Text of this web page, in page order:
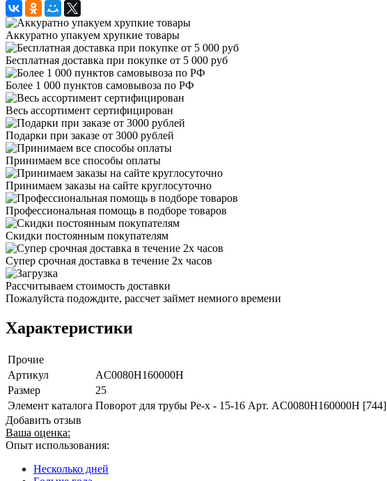
Аккуратно упакуем хрупкие товары
Бесплатная доставка при покупке от 5 000 руб
Более 1 000 пунктов самовывоза по РФ
Весь ассортимент сертифицирован
Подарки при заказе от 3000 рублей
Принимаем все способы оплаты
Принимаем заказы на сайте круглосуточно
Профессиональная помощь в подборе товаров
Скидки постоянным покупателям
Супер срочная доставка в течение 2х часов
Рассчитываем стоимость доставки
Пожалуйста подождите, рассчет займет немного времени
Характеристики
Прочие
Артикул
AC0080H160000H
Размер
25
Элемент каталога Поворот для трубы Pe-x - 15-16 Арт. AC0080H160000H [744]
Добавить отзыв
Ваша оценка:
Опыт использования:
Несколько дней